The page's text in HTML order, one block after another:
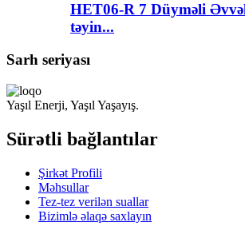
HET06-R 7 Düyməli
təyin...
Sarh seriyası
Yaşıl Enerji, Yaşıl Yaşayış.
Sürətli bağlantılar
Şirkət Profili
Məhsullar
Tez-tez verilən suallar
Bizimlə əlaqə saxlayın